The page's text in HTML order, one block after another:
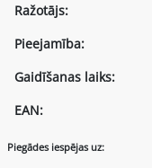
Ražotājs:
Pieejamība:
Gaidīšanas laiks:
EAN:
Piegādes iespējas uz: